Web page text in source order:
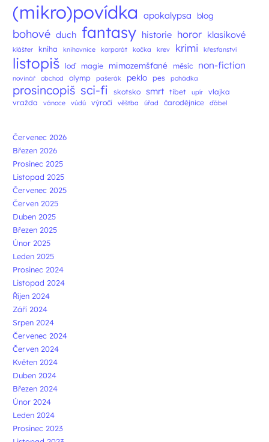
(mikro)povídka apokalypsa blog
bohové duch fantasy historie horor klasikové
klášter kniha knihovnice korporát kočka krev krimi křesťanství
listopiš loď magie mimozemšťané měsíc non-fiction
novinář obchod olymp pašerák peklo pes pohádka
prosincopiš sci-fi skotsko smrt tibet upír
vlajka
vražda
vánoce vúdú výročí věštba úřad čarodějnice ďábel
Červenec 2026
Březen 2026
Prosinec 2025
Listopad 2025
Červenec 2025
Červen 2025
Duben 2025
Březen 2025
Únor 2025
Leden 2025
Prosinec 2024
Listopad 2024
Říjen 2024
Září 2024
Srpen 2024
Červenec 2024
Červen 2024
Květen 2024
Duben 2024
Březen 2024
Únor 2024
Leden 2024
Prosinec 2023